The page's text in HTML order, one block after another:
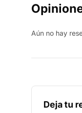
Aún no hay
Deja tu